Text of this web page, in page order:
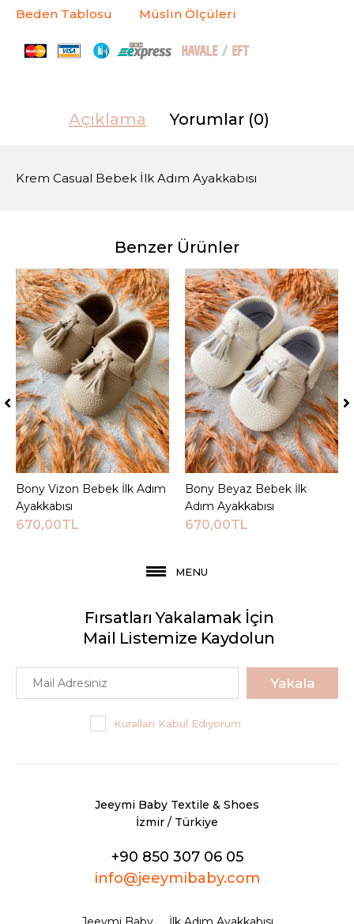
Beden Tablosu Müslin Ölçüleri
Açıklama Yorumlar (0)
Krem Casual Bebek İlk Adım Ayakkabısı
Benzer Ürünler
Sepete Ekle
Bony Vizon Bebek İlk Adım
Ayakkabısı
670,00TL
Sepete Ekle
Bony Beyaz Bebek İlk
Adım Ayakkabısı
670,00TL
MENU
Fırsatları Yakalamak İçin
Mail Listemize Kaydolun
Yakala
Kuralları Kabul Ediyorum
Jeeymi Baby Textile & Shoes
İzmir / Türkiye
+90 850 307 06 05
info@jeeymibaby.com